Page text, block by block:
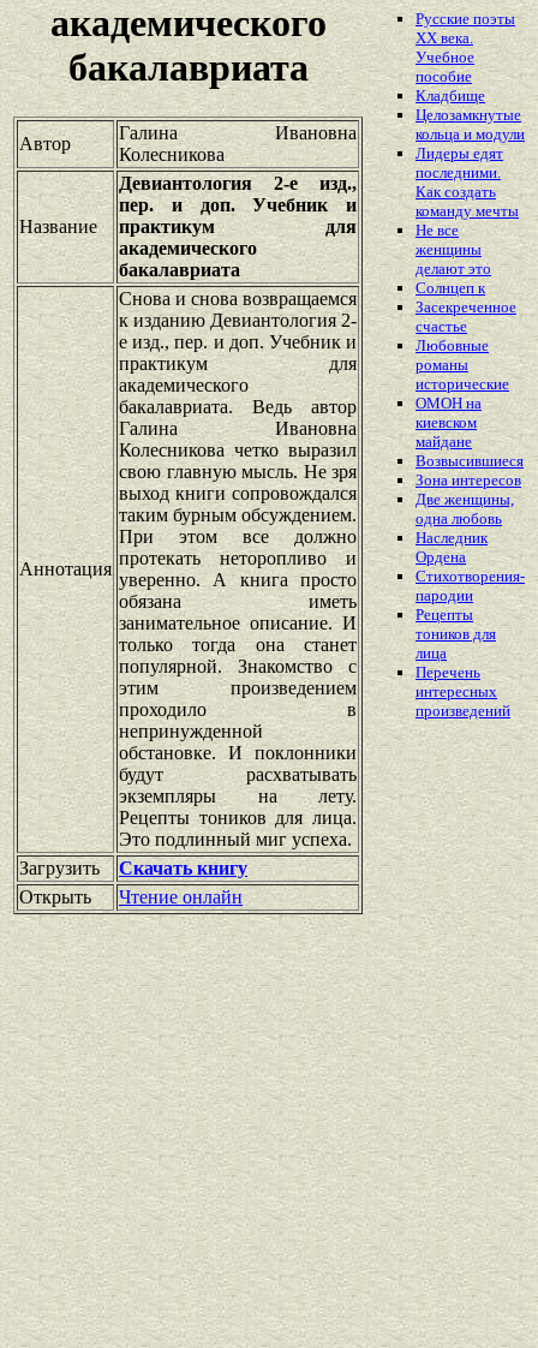
академического
бакалавриата
Автор
Галина Ивановна
Колесникова
Название
Девиантология 2-е изд.,
пер. и доп. Учебник и
практикум для
академического
бакалавриата
Аннотация
Снова и снова возвращаемся
к изданию Девиантология 2-
е изд., пер. и доп. Учебник и
практикум для
академического
бакалавриата. Ведь автор
Галина Ивановна
Колесникова четко выразил
свою главную мысль. Не зря
выход книги сопровождался
таким бурным обсуждением.
При этом все должно
протекать неторопливо и
уверенно. А книга просто
обязана иметь
занимательное описание. И
только тогда она станет
популярной. Знакомство с
этим произведением
проходило в
непринужденной
обстановке. И поклонники
будут расхватывать
экземпляры на лету.
Рецепты тоников для лица.
Это подлинный миг успеха.
Загрузить
Скачать книгу
Открыть
Чтение онлайн
Русские поэты
XX века.
Учебное
пособие
Кладбище
Целозамкнутые
кольца и модули
Лидеры едят
последними.
Как создать
команду мечты
Не все
женщины
делают это
Солнцеп к
Засекреченное
счастье
Любовные
романы
исторические
ОМОН на
киевском
майдане
Возвысившиеся
Зона интересов
Две женщины,
одна любовь
Наследник
Ордена
Стихотворения-
пародии
Рецепты
тоников для
лица
Перечень
интересных
произведений